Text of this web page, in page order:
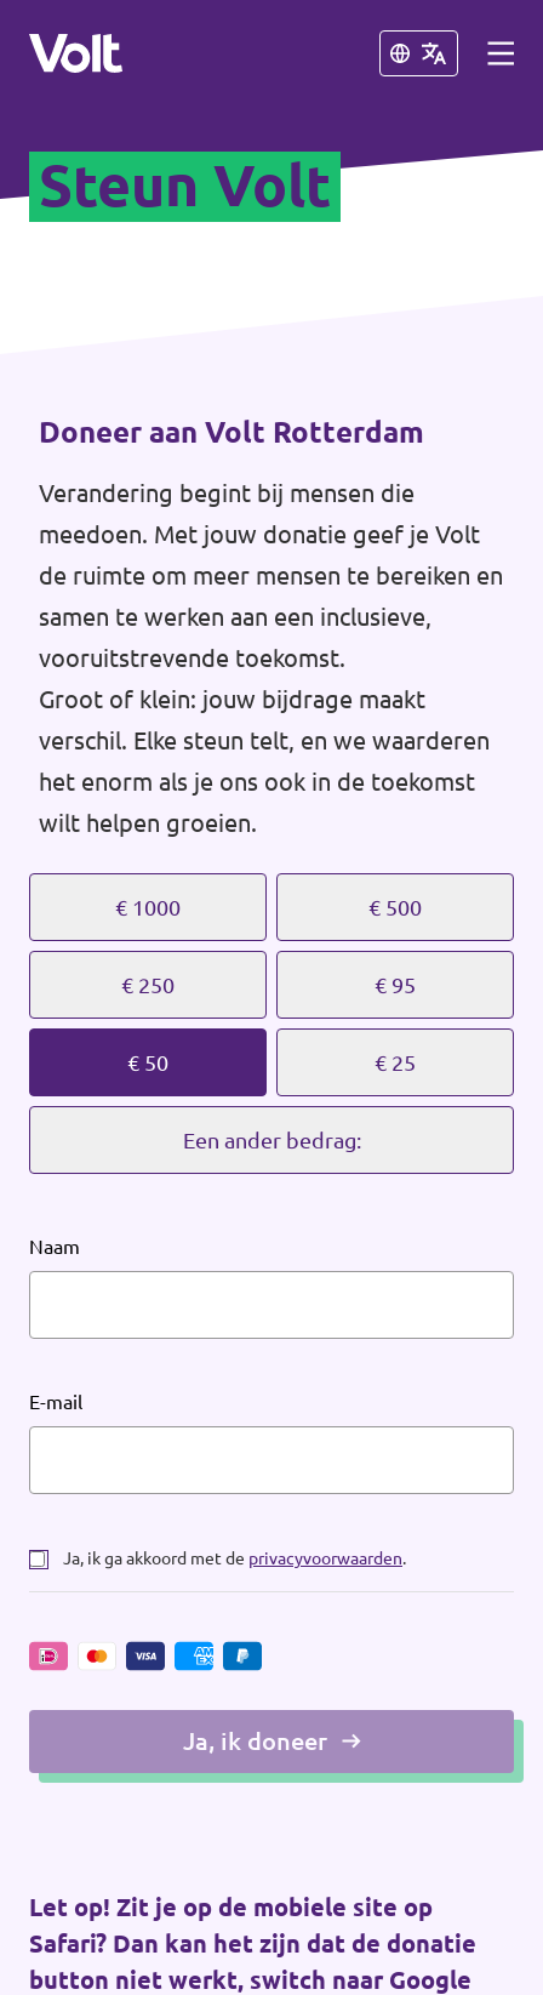
Sluiten
Afdelingen in de gemeenten
Afdelingen in de provincies
Volt Drenthe
Volt Fryslân
Volt Provincie Utrecht
...alle Volt provincies
Sluiten
Mensen
Nieuws
Agenda
Word lid
Doneer
Werken bij Volt
Sprekersaanvraag
Charge - Wetenschappelijk Platform Volt
Steun Volt
Doneer aan Volt Rotterdam
Verandering begint bij mensen die
meedoen. Met jouw donatie geef je Volt
de ruimte om meer mensen te bereiken en
samen te werken aan een inclusieve,
vooruitstrevende toekomst.
Groot of klein: jouw bijdrage maakt
verschil. Elke steun telt, en we waarderen
het enorm als je ons ook in de toekomst
wilt helpen groeien.
€ 1000 € 500
€ 250 € 95
€ 50 € 25
Een ander bedrag:
Naam
E-mail
Ja, ik ga akkoord met de privacyvoorwaarden.
Ja, ik doneer
Let op! Zit je op de mobiele site op
Safari? Dan kan het zijn dat de donatie
button niet werkt, switch naar Google